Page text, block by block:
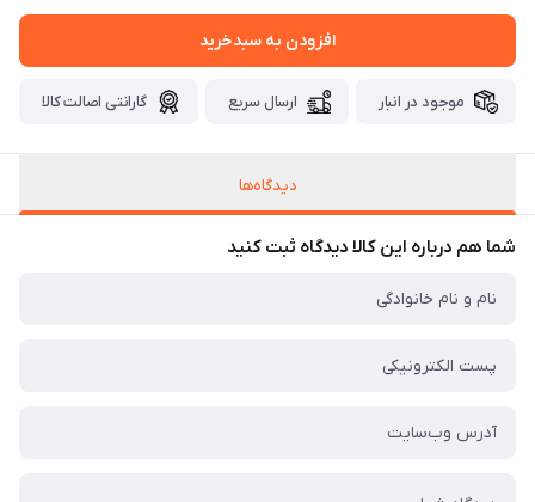
افزودن به سبدخرید
موجود در انبار ارسال سریع گارانتی اصالت کالا
دیدگاه‌ها
شما هم درباره این کالا دیدگاه ثبت کنید